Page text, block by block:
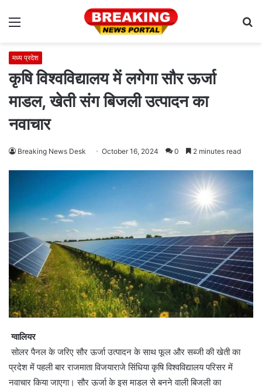
Menu
मध्य प्रदेश
कृषि विश्वविद्यालय में लगेगा सौर ऊर्जा
माडल, खेती संग बिजली उत्पादन का
नवाचार
Breaking News Desk October 16, 2024 0 2 minutes read
ग्वालियर
सोलर पैनल के जरिए सौर ऊर्जा उत्पादन के साथ फूल और सब्जी की खेती का
प्रदेश में पहली बार राजमाता विजयाराजे सिंधिया कृषि विश्वविद्यालय परिसर में
नवाचार किया जाएगा। सौर ऊर्जा के इस माडल से बनने वाली बिजली का